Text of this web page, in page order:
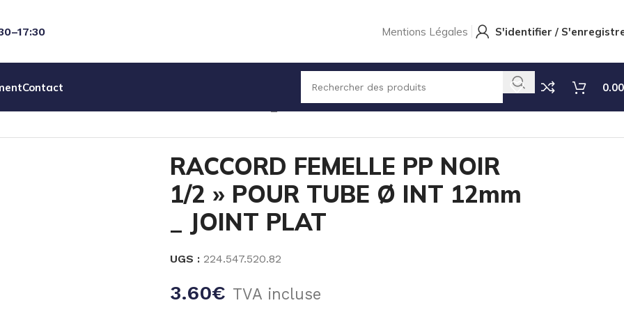
Mentions Légales S'identifier /
Contact
0.00
FEMELLE PP NOIR 1/2 » POUR TUBE Ø INT 12mm _ JOINT PLAT
RACCORD FEMELLE PP NOIR
1/2 » POUR TUBE Ø INT 12mm
_ JOINT PLAT
UGS : 224.547.520.82
3.60€ TVA incluse